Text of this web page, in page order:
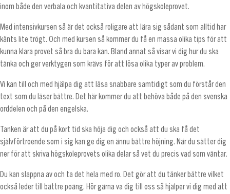
inom både den verbala och kvantitativa delen av högskoleprovet.
Med intensivkursen så är det också roligare att lära sig sådant som alltid har
känts lite trögt. Och med kursen så kommer du få en massa olika tips för att
kunna klara provet så bra du bara kan. Bland annat så visar vi dig hur du ska
tänka och ger verktygen som krävs för att lösa olika typer av problem.
Vi kan till och med hjälpa dig att läsa snabbare samtidigt som du förstår den
text som du läser bättre. Det här kommer du att behöva både på den svenska
orddelen och på den engelska.
Tanken är att du på kort tid ska höja dig och också att du ska få det
självförtroende som i sig kan ge dig en ännu bättre höjning. När du sätter dig
ner för att skriva högskoleprovets olika delar så vet du precis vad som väntar.
Du kan slappna av och ta det hela med ro. Det gör att du tänker bättre vilket
också leder till bättre poäng. Hör gärna va dig till oss så hjälper vi dig med att